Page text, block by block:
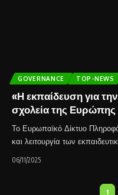
GOVERNANCE TOP-NEWS
«Η εκπαίδευση για
σχολεία της Ευρώπης
Το Ευρωπαϊκό Δίκτυο
και λειτουργία των
06/11/2025
1